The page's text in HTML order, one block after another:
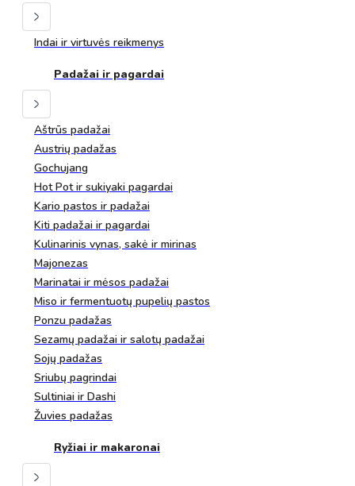
Indai ir virtuvės reikmenys
Padažai ir pagardai
Aštrūs padažai
Austrių padažas
Gochujang
Hot Pot ir sukiyaki pagardai
Kario pastos ir padažai
Kiti padažai ir pagardai
Kulinarinis vynas, sakė ir mirinas
Majonezas
Marinatai ir mėsos padažai
Miso ir fermentuotų pupelių pastos
Ponzu padažas
Sezamų padažai ir salotų padažai
Sojų padažas
Sriubų pagrindai
Sultiniai ir Dashi
Žuvies padažas
Ryžiai ir makaronai